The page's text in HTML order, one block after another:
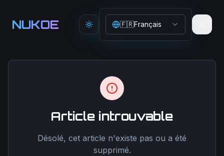
NUKOE Toggle theme
🇫🇷Français
Article introuvable
Désolé, cet article n'existe pas ou a été
supprimé.